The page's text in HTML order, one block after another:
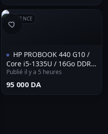
RÉFÉRENCE
HP PROBOOK 440 G10 /
Core i5-1335U / 16Go DDR4
/ 512Go SSD NVMe
Publié il y a 5 heures
⁦95 000 DA⁩